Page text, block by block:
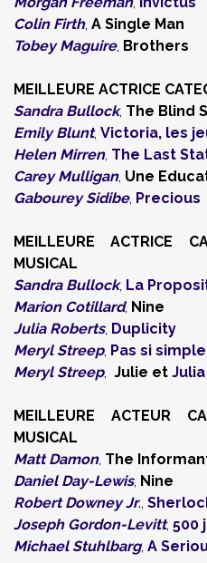
Colin Firth, A Single Man
Tobey Maguire, Brothers
MEILLEURE ACTRICE
Sandra Bullock, The Blind
Emily Blunt, Victoria, les
Helen Mirren, The Last
Carey Mulligan, Une
Gabourey Sidibe, Precious
MEILLEURE ACTRICE
MUSICAL
Sandra Bullock, La
Marion Cotillard, Nine
Julia Roberts, Duplicity
Meryl Streep, Pas si simple
Meryl Streep, Julie et Julia
MEILLEURE ACTEUR
MUSICAL
Matt Damon, The
Daniel Day-Lewis, Nine
Robert Downey Jr.,
Joseph Gordon-Levitt, 500
Michael Stuhlbarg, A